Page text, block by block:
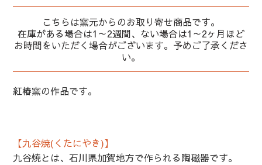
こちらは窯元からのお取り寄せ商品です。
在庫がある場合は1～2週間、ない場合は1～2ヶ月ほど
お時間をいただく場合がございます。予めご了承くださ
い。
紅椿窯の作品です。
【九谷焼(くたにやき)】
九谷焼とは、石川県加賀地方で作られる陶磁器です。